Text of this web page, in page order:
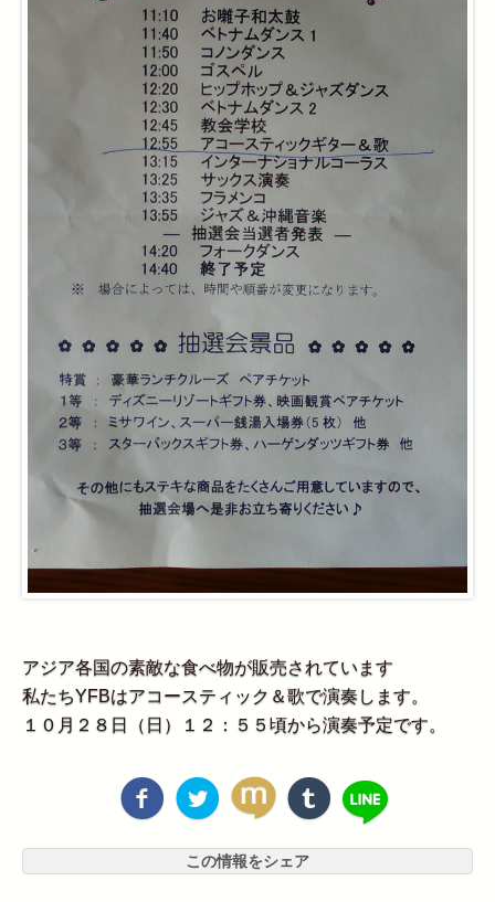
アジア各国の素敵な食べ物が販売されています
私たちYFBはアコースティック＆歌で演奏します。
１０月２８日（日）１２：５５頃から演奏予定です。
この情報をシェア